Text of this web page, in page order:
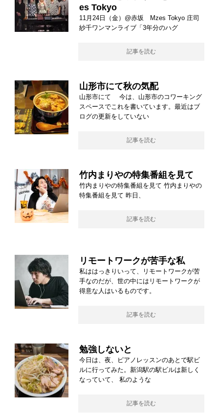
es Tokyo
11月24日（金）@赤坂 Mzes Tokyo 庄司
紗千ワンマンライブ「3年分のハグ
記事を読む
山形市にて秋の気配
山形市にて 今は、山形市のコワーキング
スペースでこれを書いています。最近はブ
ログの更新をしていない
記事を読む
竹内まりやの特集番組を見て
竹内まりやの特集番組を見て 竹内まりやの
特集番組を見て 昨日、
記事を読む
リモートワークが苦手な私
私ははっきりいって、リモートワークが苦
手なのだが、世の中にはリモートワークが
得意な人はいるものです。
記事を読む
勉強しないと
今日は、夜、ピアノレッスンのあとで駅ビ
ルに行ってみた。新潟駅の駅ビルは新しく
なっていて、 私のような
記事を読む